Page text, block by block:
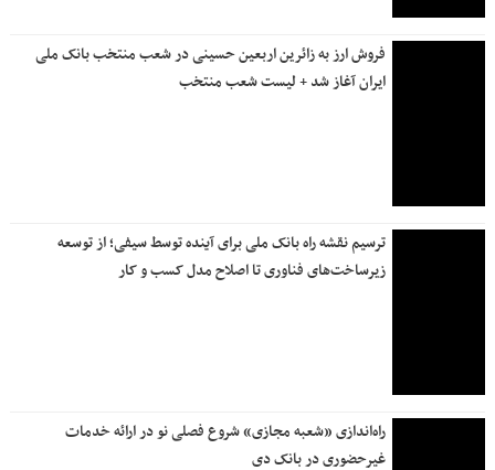
فروش ارز به زائرین اربعین حسینی در شعب منتخب بانک ملی
ایران آغاز شد + لیست شعب منتخب
ترسیم نقشه راه بانک ملی برای آینده توسط سیفی؛ از توسعه
زیرساخت‌های فناوری تا اصلاح مدل کسب و کار
راه‌اندازی «شعبه مجازی» شروع فصلی نو در ارائه خدمات
غیرحضوری در بانک دی